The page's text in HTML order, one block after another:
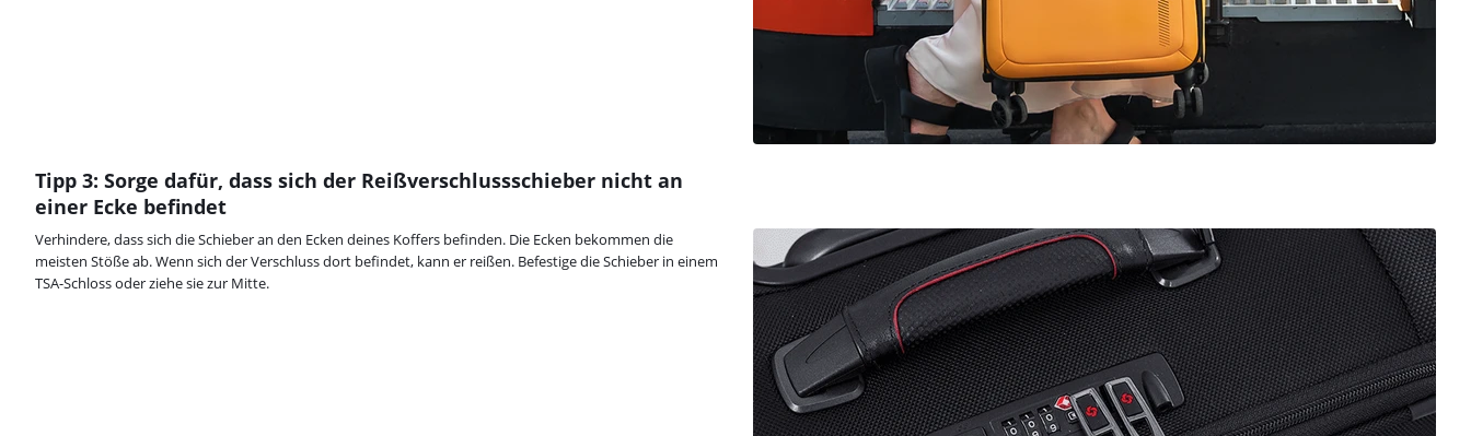
Tipp 3: Sorge dafür, dass sich der Reißverschlussschieber nicht an
einer Ecke befindet
Verhindere, dass sich die Schieber an den Ecken deines Koffers befinden. Die Ecken bekommen die
meisten Stöße ab. Wenn sich der Verschluss dort befindet, kann er reißen. Befestige die Schieber in einem
TSA-Schloss oder ziehe sie zur Mitte.